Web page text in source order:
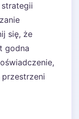
się, że
godna